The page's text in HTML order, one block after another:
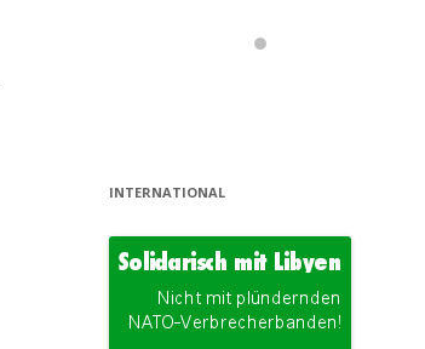
INTERNATIONAL